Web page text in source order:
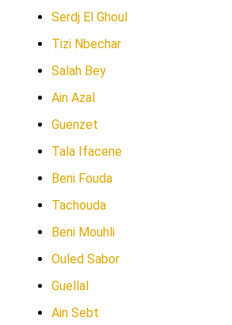
Serdj El Ghoul
Tizi Nbechar
Salah Bey
Ain Azal
Guenzet
Tala Ifacene
Beni Fouda
Tachouda
Beni Mouhli
Ouled Sabor
Guellal
Ain Sebt